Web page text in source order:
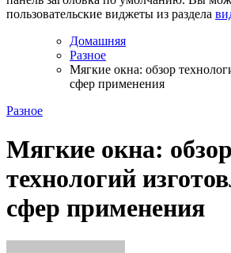
пользовательские виджеты из раздела
Домашняя
Разное
Мягкие окна: обзор
сфер применения
Разное
Мягкие окна: обзор
технологий
сфер применения